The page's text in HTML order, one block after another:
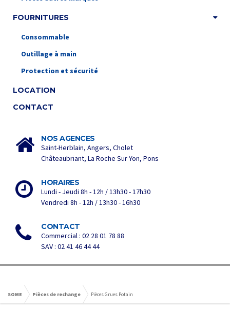
FOURNITURES
Consommable
Outillage à main
Protection et sécurité
LOCATION
CONTACT
NOS AGENCES
Saint-Herblain, Angers, Cholet
Châteaubriant, La Roche Sur Yon, Pons
HORAIRES
Lundi - Jeudi 8h - 12h / 13h30 - 17h30
Vendredi 8h - 12h / 13h30 - 16h30
CONTACT
Commercial : 02 28 01 78 88
SAV : 02 41 46 44 44
SOME Pièces de rechange Pièces Grues Potain